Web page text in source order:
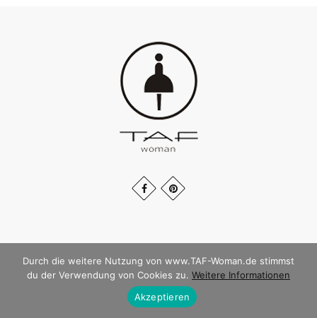
© TAF WOMAN 2026
Durch die weitere Nutzung von www.TAF-Woman.de stimmst
du der Verwendung von Cookies zu. Weitere Informationen
Akzeptieren